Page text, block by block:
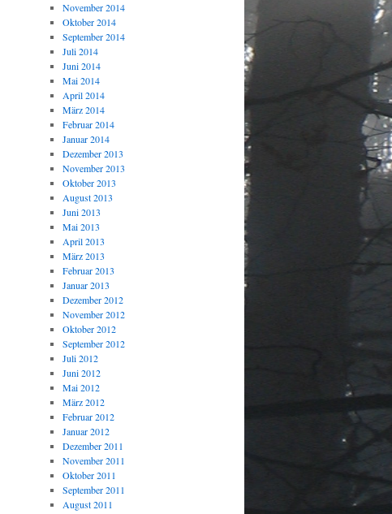
November 2014
Oktober 2014
September 2014
Juli 2014
Juni 2014
Mai 2014
April 2014
März 2014
Februar 2014
Januar 2014
Dezember 2013
November 2013
Oktober 2013
August 2013
Juni 2013
Mai 2013
April 2013
März 2013
Februar 2013
Januar 2013
Dezember 2012
November 2012
Oktober 2012
September 2012
Juli 2012
Juni 2012
Mai 2012
März 2012
Februar 2012
Januar 2012
Dezember 2011
November 2011
Oktober 2011
September 2011
August 2011